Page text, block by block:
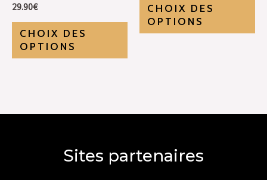
29.90€
CHOIX DES
OPTIONS
CHOIX DES
OPTIONS
Sites partenaires